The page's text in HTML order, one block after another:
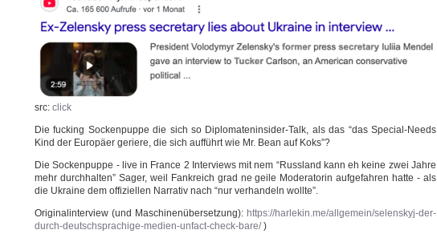
src: click
Die fuck­ing Socken­pup­pe die sich so Diplomateninsider-Talk, als das “das Special-Needs
Kind der Euro­pä­er gerie­re, die sich auf­führt wie Mr. Bean auf Koks”?
Die Socken­pup­pe - live in Fran­ce 2 Inter­views mit nem “Russ­land kann eh kei­ne zwei Jah­re
mehr durch­hal­ten” Sager, weil Fan­k­reich grad ne gei­le Mode­ra­to­rin auf­ge­fah­ren hat­te - als
die Ukrai­ne dem offi­zi­el­len Nar­ra­tiv nach “nur ver­han­deln wollte”.
Ori­gi­nal­in­ter­view (und Maschi­nen­über­set­zung): https://harlekin.me/allgemein/selenskyj-der-
durch-deutschsprachige-medien-unfact-check-bare/)